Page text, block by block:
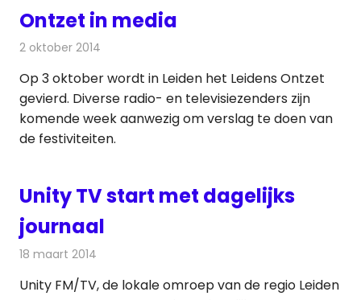
Ontzet in media
2 oktober 2014
Op 3 oktober wordt in Leiden het Leidens Ontzet
gevierd. Diverse radio- en televisiezenders zijn
komende week aanwezig om verslag te doen van
de festiviteiten.
Unity TV start met dagelijks
journaal
18 maart 2014
Unity FM/TV, de lokale omroep van de regio Leiden